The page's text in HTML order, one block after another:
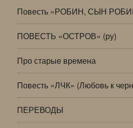
Повесть «РОБИН, СЫН
ПОВЕСТЬ «ОСТРОВ» (ру)
Про старые времена
Повесть «ЛЧК» (Любовь к
ПЕРЕВОДЫ